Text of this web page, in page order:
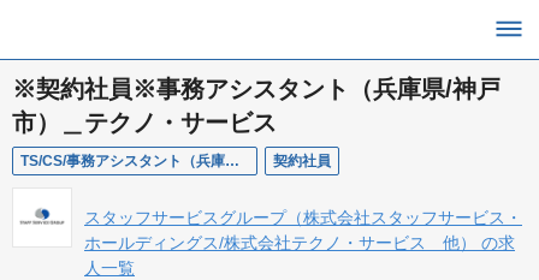
※契約社員※事務アシスタント（兵庫県/神戸
市）＿テクノ・サービス
TS/CS/事務アシスタント（兵庫県/神戸市） 契約社員
スタッフサービスグループ（株式会社スタッフサービス・
ホールディングス/株式会社テクノ・サービス 他） の求
人一覧